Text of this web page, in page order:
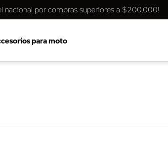
nacional por compras superiores a $200.000!
para moto